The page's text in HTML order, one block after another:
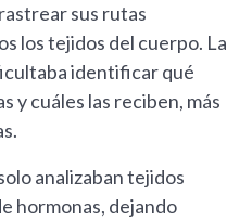
sus rutas
los tejidos del cuerpo. La
identificar qué
y cuáles las reciben, más
analizaban tejidos
hormonas, dejando